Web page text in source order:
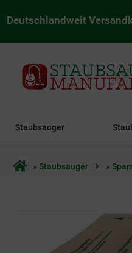
Deutschlandweit
staubsaugermanufaktur
Staubsauger
Startseite
» Staubsauger »